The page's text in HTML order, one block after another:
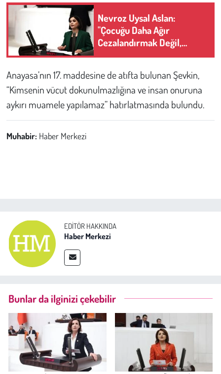
Nevroz Uysal Aslan:
"Çocuğu Daha Ağır
Cezalandırmak Değil,
Devletin Koruma
Güçlendirmek Gerekir"
Anayasa’nın 17. maddesine de atıfta bulunan Şevkin,
“Kimsenin vücut dokunulmazlığına ve insan onuruna
aykırı muamele yapılamaz” hatırlatmasında bulundu.
Muhabir: Haber Merkezi
EDITÖR HAKKINDA
Haber Merkezi
Bunlar da ilginizi çekebilir